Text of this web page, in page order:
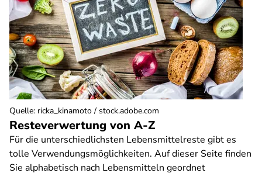
Resteverwertung von A-Z
Für die unterschiedlichsten Lebensmittelreste gibt es
tolle Verwendungsmöglichkeiten. Auf dieser Seite finden
Sie alphabetisch nach Lebensmitteln geordnet
Quelle: ricka_kinamoto / stock.adobe.com